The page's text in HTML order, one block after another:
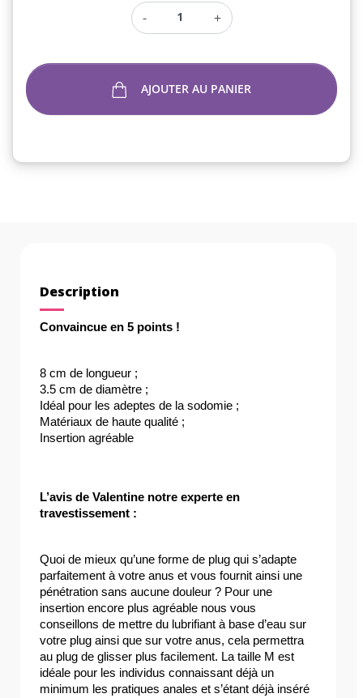
-
+
AJOUTER AU PANIER
Description
Convaincue en 5 points !
8 cm de longueur ;
3.5 cm de diamètre ;
Idéal pour les adeptes de la sodomie ;
Matériaux de haute qualité ;
Insertion agréable
L’avis de Valentine notre experte en
travestissement :
Quoi de mieux qu’une forme de plug qui s’adapte
parfaitement à votre anus et vous fournit ainsi une
pénétration sans aucune douleur ? Pour une
insertion encore plus agréable nous vous
conseillons de mettre du lubrifiant à base d’eau sur
votre plug ainsi que sur votre anus, cela permettra
au plug de glisser plus facilement. La taille M est
idéale pour les individus connaissant déjà un
minimum les pratiques anales et s’étant déjà inséré